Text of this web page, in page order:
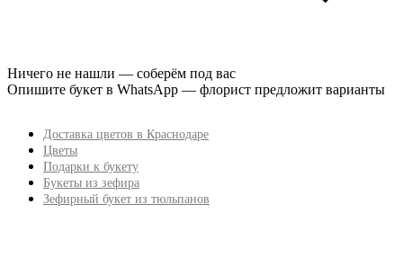
Ничего не нашли — соберём под вас
Опишите букет в WhatsApp — флорист предложит варианты
Доставка цветов в Краснодаре
Цветы
Подарки к букету
Букеты из зефира
Зефирный букет из тюльпанов